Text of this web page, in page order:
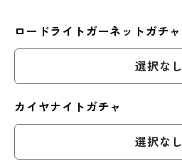
ロードライトガーネットガチャ
選択なし
カイヤナイトガチャ
選択なし